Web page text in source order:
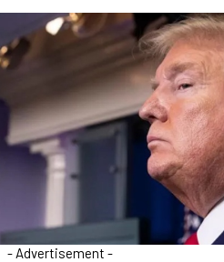
- Advertisement -